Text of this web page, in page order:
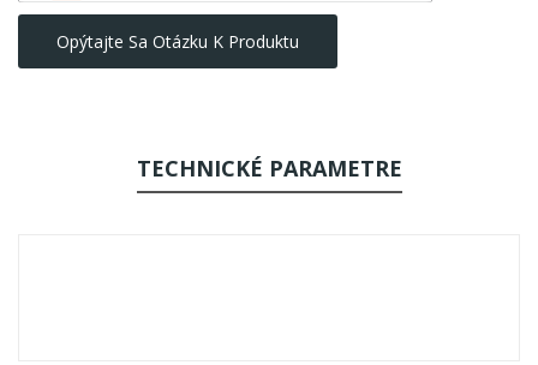
Opýtajte Sa Otázku K Produktu
TECHNICKÉ PARAMETRE